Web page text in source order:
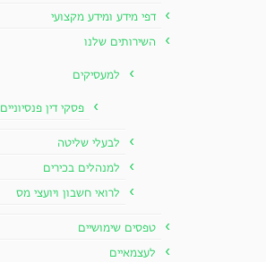
דפי מידע ומידע מקצועי
השירותים שלנו
למעסיקים
פסקי דין פנסיוניים
לבעלי שליטה
למנהלים בכירים
לרואי חשבון ויועצי מס
טפסים שימושיים
לעצמאיים